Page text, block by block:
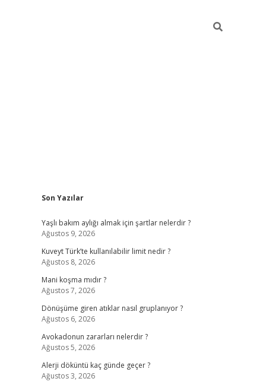
Sidebar
Son Yazılar
Yaşlı bakım aylığı almak için şartlar nelerdir ?
Ağustos 9, 2026
Kuveyt Türk’te kullanılabilir limit nedir ?
Ağustos 8, 2026
Mani koşma mıdır ?
Ağustos 7, 2026
Dönüşüme giren atıklar nasıl gruplanıyor ?
Ağustos 6, 2026
Avokadonun zararları nelerdir ?
Ağustos 5, 2026
Alerji döküntü kaç günde geçer ?
Ağustos 3, 2026